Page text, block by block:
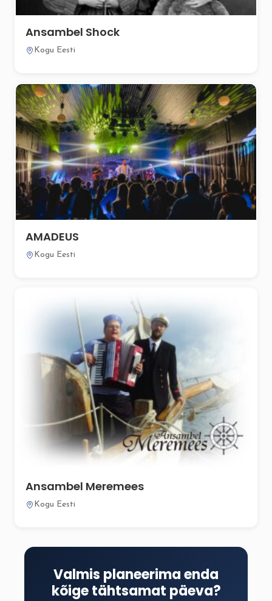
Ansambel Shock
Kogu Eesti
AMADEUS
Kogu Eesti
Ansambel Meremees
Kogu Eesti
Valmis planeerima enda
kõige tähtsamat päeva?